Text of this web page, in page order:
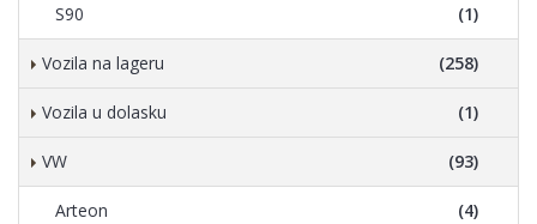
S90 (1)
Vozila na lageru (258)
Vozila u dolasku (1)
VW (93)
Arteon (4)